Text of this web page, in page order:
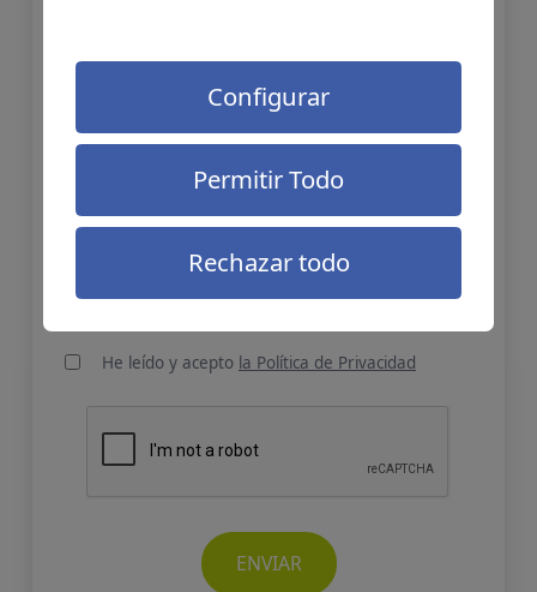
Adjunta tu CV (requerido)
Acepto el tratamiento de mis datos para que
He leído y acepto la Política de Privacidad
ENVIAR
Configurar
Permitir Todo
Rechazar todo